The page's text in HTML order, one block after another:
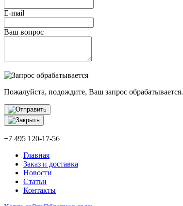
E-mail
Ваш вопрос
Пожалуйста, подождите, Ваш запрос обрабатывается.
+7 495 120-17-56
Главная
Заказ и доставка
Новости
Статьи
Контакты